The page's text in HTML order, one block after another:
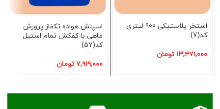
استخر پلاستیکی 900 لیتری
کد(7)
۱۳,۴۷۱,۰۰۰ تومان
اسپلش هواده تکفاز پرورش
ماهی با کفکش تمام استیل
کد(57)
۷,۹۱۹,۰۰۰ تومان